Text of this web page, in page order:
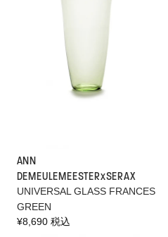
ANN
DEMEULEMEESTER×SERAX
UNIVERSAL GLASS FRANCES
GREEN
通
¥8,690 税込